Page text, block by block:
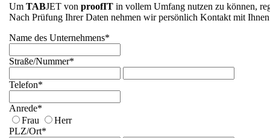
Um TABJET von proofIT in vollem Umfang nutzen zu können,
Nach Prüfung Ihrer Daten nehmen wir persönlich Kontakt mit
Name des Unternehmens*
Straße/Nummer*
Telefon*
Anrede*
Frau
Herr
PLZ/Ort*